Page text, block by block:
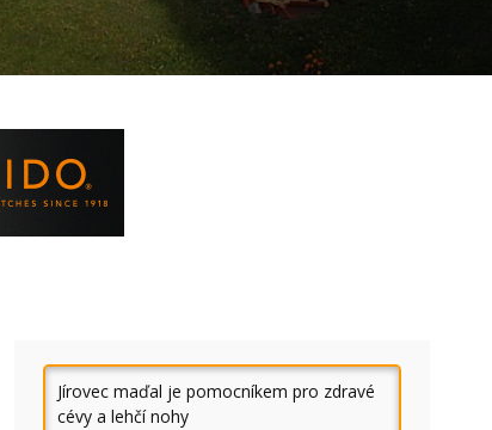
Jírovec maďal je pomocníkem pro zdravé
cévy a lehčí nohy